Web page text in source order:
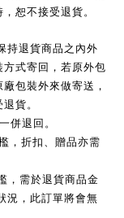
恕不接受退貨。
持退貨商品之內外
式寄回，若原外包
包裝外來做寄送，
貨。
併退回。
，折扣、贈品亦需
，需於退貨商品金
況，此訂單將會無